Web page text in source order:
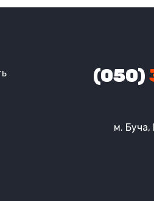
(050)
м. Буча,